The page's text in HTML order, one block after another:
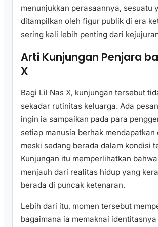
menunjukkan perasaannya, sesuatu
ditampilkan oleh figur publik di era
sering kali lebih penting dari
Arti Kunjungan Penjara
X
Bagi Lil Nas X, kunjungan tersebut
sekadar rutinitas keluarga. Ada
ingin ia sampaikan pada para
setiap manusia berhak mendapatkan
meski sedang berada dalam kondisi
Kunjungan itu memperlihatkan
menjauh dari realitas hidup yang
berada di puncak ketenaran.
Lebih dari itu, momen tersebut
bagaimana ia memaknai